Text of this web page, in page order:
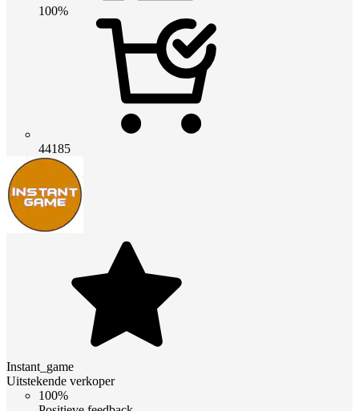
100%
44185
Instant_game
Uitstekende verkoper
100%